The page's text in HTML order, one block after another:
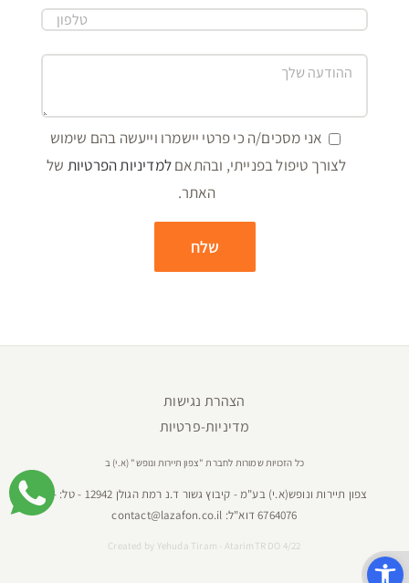
אני מסכים/ה כי פרטי יישמרו וייעשה בהם שימוש
לצורך טיפול בפנייתי, ובהתאםלמדיניות הפרטיות של
האתר.
הצהרת נגישות
מדיניות-פרטיות
כל הזכויות שמורות לחברת "צפון תיירות ונופש" (א.י) ב
צפון תיירות ונופש(א.י) בע"מ - קיבוץ גשור ד.נ רמת הגולן 12942 - טל:
04-
6764076דוא"ל: contact@lazafon.co.il
Created by Yehuda Tiram - AtarimTR DO 4/22
פתח סרגל נגישות